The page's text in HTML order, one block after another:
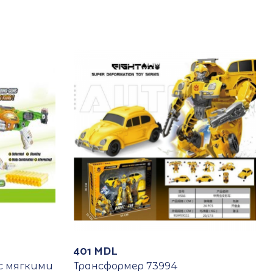
мягкими
401 MDL
Трансформер 73994